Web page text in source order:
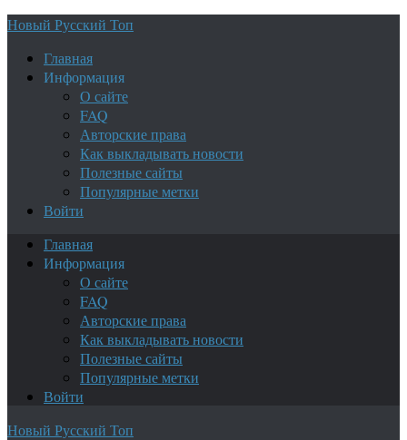
Новый Русский Топ
Главная
Информация
О сайте
FAQ
Авторские права
Как выкладывать новости
Полезные сайты
Популярные метки
Войти
Главная
Информация
О сайте
FAQ
Авторские права
Как выкладывать новости
Полезные сайты
Популярные метки
Войти
Новый Русский Топ